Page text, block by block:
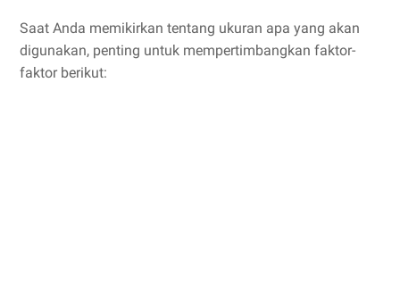
Saat Anda memikirkan tentang ukuran apa yang akan
digunakan, penting untuk mempertimbangkan faktor-
faktor berikut: